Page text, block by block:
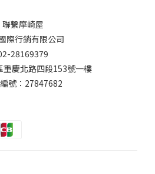
聯繫摩崎屋
際行銷有限公司
28169379
重慶北路四段153號一樓
號：27847682